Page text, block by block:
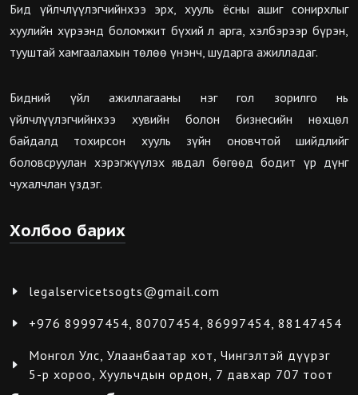
Бид үйлчлүүлэгчийнхээ эрх, хууль ёсны ашиг сонирхлыг
хуулийн хүрээнд боломжит бүхий л арга, хэлбэрээр бүрэн,
тууштай хамгаалахын төлөө үнэнч, шударга ажилладаг.
Бидний үйл ажиллагааны нэг гол зорилго нь
үйлчлүүлэгчийнхээ хувийн болон бизнесийн нөхцөл
байдалд тохирсон хууль зүйн оновчтой шийдлийг
боловсруулан хэрэгжүүлэх явдал бөгөөд бодит үр дүнг
чухалчлан үздэг.
Холбоо барих
legalservicetsogts@gmail.com
+976 89997454, 80707454, 86997454, 88147454
Монгол Улс, Улаанбаатар хот, Чингэлтэй дүүрэг
5-р хороо, Хуульчдын ордон, 7 давхар 707 тоот